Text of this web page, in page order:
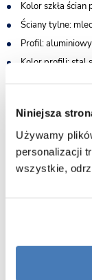
Niniejsza
Używamy
personalizacji
wszystkie,
Kolor szkła
Ściany tylne:
Profil: aluminiowy
Kolor profili: stal
Panel
naprężenia, dlatego
hartowanego
wytrzymałe.
łazience.
przełącznik